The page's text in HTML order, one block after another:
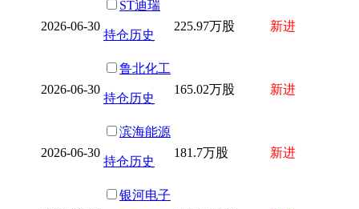
2026-06-30
ST迪瑞
持仓历史
225.97万股 新进
2026-06-30
鲁北化工
持仓历史
165.02万股 新进
2026-06-30
滨海能源
持仓历史
181.7万股 新进
银河电子